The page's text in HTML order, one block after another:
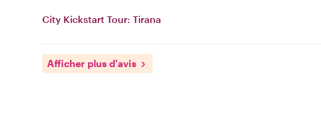
City Kickstart Tour: Tirana
Afficher plus d'avis